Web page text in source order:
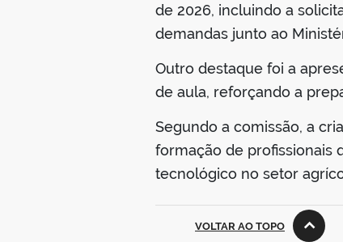
de 2026, incluindo a
demandas junto ao
Outro destaque foi a
de aula, reforçando a
Segundo a comissão, a
formação de profissionais
tecnológico no setor
VOLTAR AO TOPO